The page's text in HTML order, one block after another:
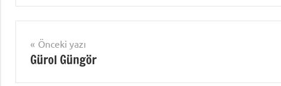
Yazı
gezinmesi
Önceki yazı
Gürol Güngör